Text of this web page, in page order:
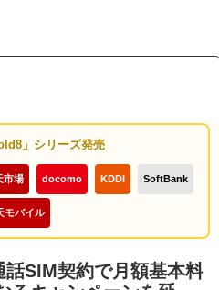
」シリーズ発売
市場 docomo KDDI SoftBank
モバイル
SIM契約で月額基本料